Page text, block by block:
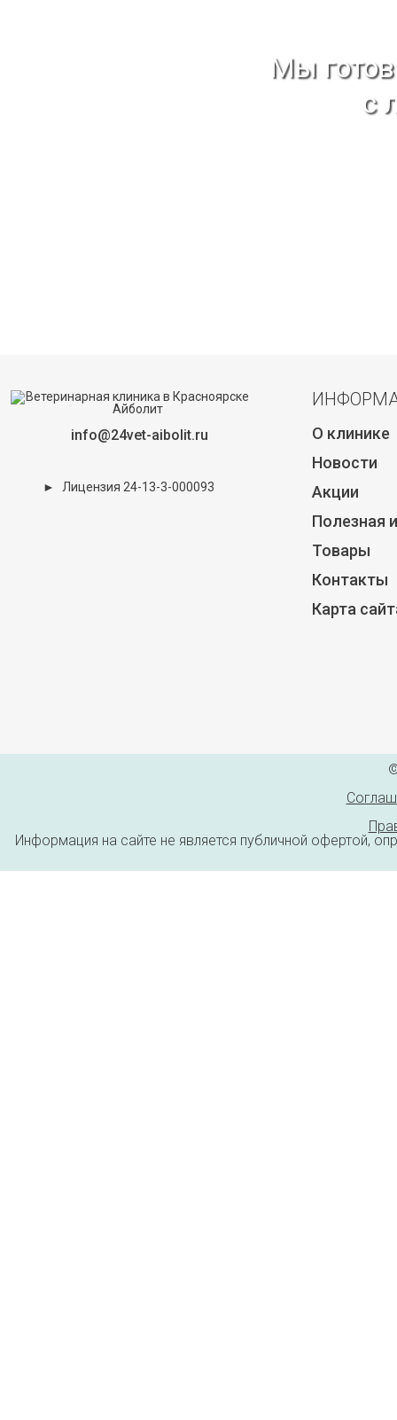
Мы
с
info@24vet-aibolit.ru
► Лицензия 24-13-3-000093
О клинике
Новости
Акции
Полезная
Товары
Контакты
Карта
Информация на сайте не является публичной офертой,